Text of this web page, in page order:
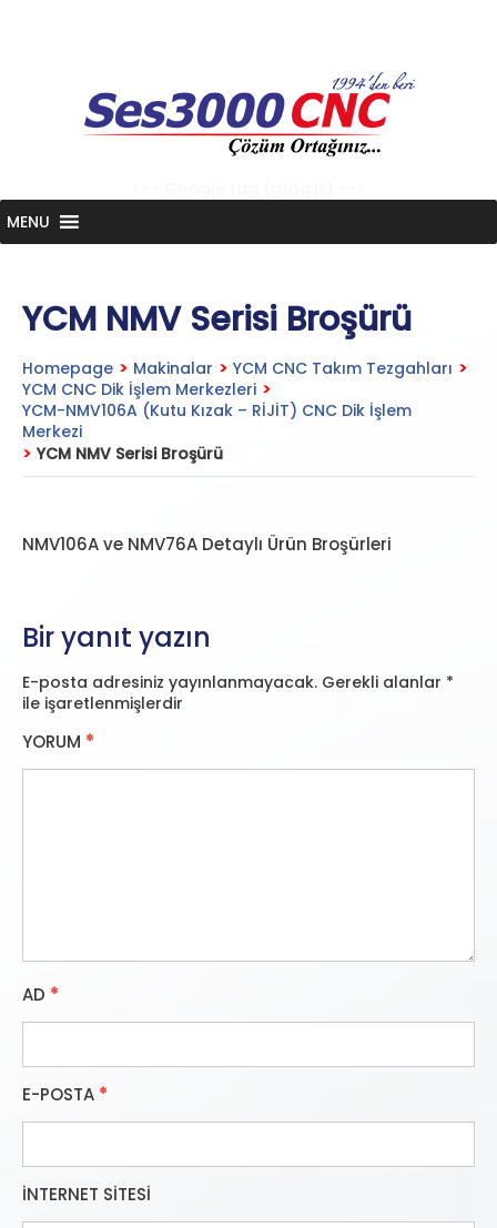
content
MENU
YCM NMV Serisi Broşürü
Homepage > Makinalar > YCM CNC Takım Tezgahları >
YCM CNC Dik İşlem Merkezleri >
YCM-NMV106A (Kutu Kızak – RİJİT) CNC Dik İşlem
Merkezi
> YCM NMV Serisi Broşürü
NMV106A ve NMV76A Detaylı Ürün Broşürleri
Bir yanıt yazın
E-posta adresiniz yayınlanmayacak. Gerekli alanlar *
ile işaretlenmişlerdir
YORUM *
AD *
E-POSTA *
İNTERNET SITESI